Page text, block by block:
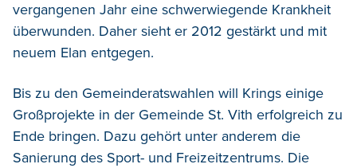
vergangenen Jahr eine schwerwiegende Krankheit
überwunden. Daher sieht er 2012 gestärkt und mit
neuem Elan entgegen.
Bis zu den Gemeinderatswahlen will Krings einige
Großprojekte in der Gemeinde St. Vith erfolgreich zu
Ende bringen. Dazu gehört unter anderem die
Sanierung des Sport- und Freizeitzentrums. Die